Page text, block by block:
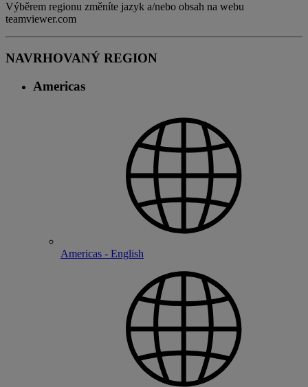
Výběrem regionu změníte jazyk a/nebo obsah na webu
teamviewer.com
NAVRHOVANÝ REGION
Americas
Americas - English